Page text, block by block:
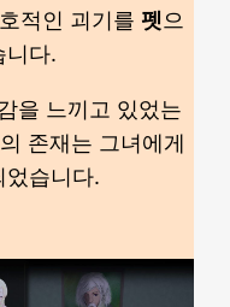
적인 괴기를 펫으
니다.
을 느끼고 있었는
의 존재는 그녀에게
었습니다.